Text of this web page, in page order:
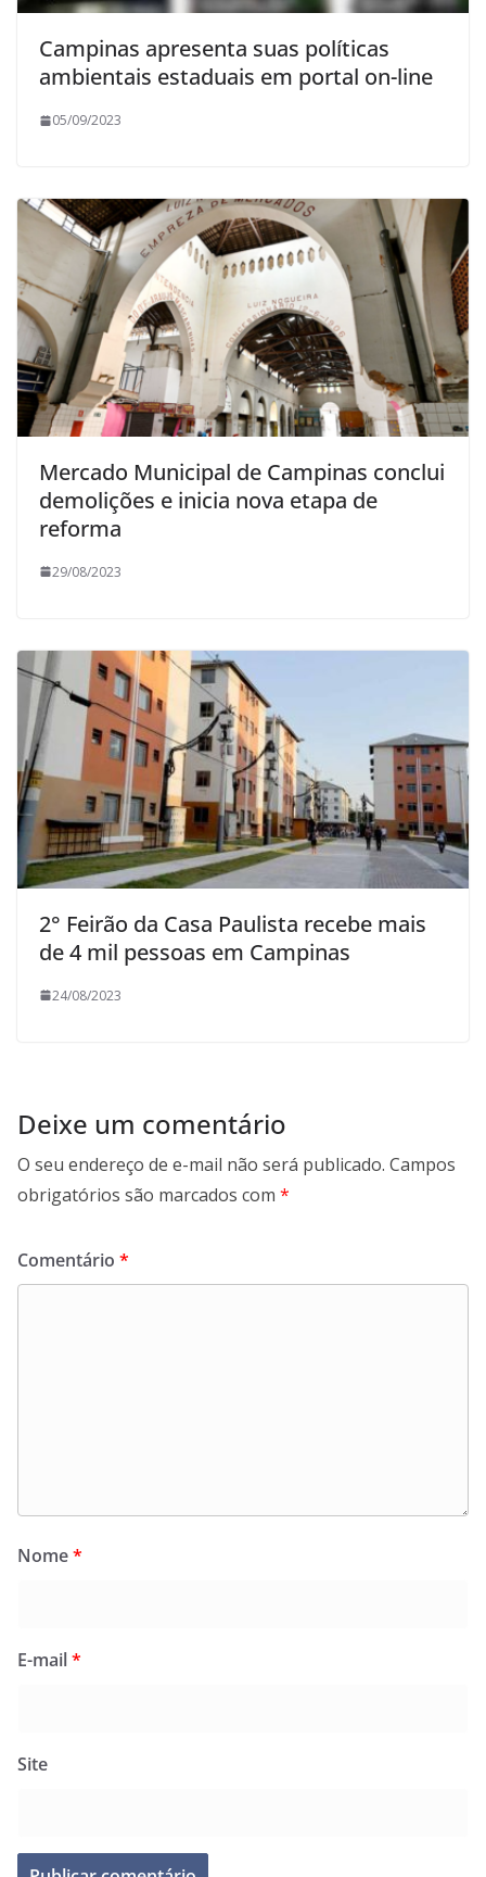
Campinas apresenta suas políticas
ambientais estaduais em portal on-line
05/09/2023
Mercado Municipal de Campinas conclui
demolições e inicia nova etapa de
reforma
29/08/2023
2° Feirão da Casa Paulista recebe mais
de 4 mil pessoas em Campinas
24/08/2023
Deixe um comentário
O seu endereço de e-mail não será publicado. Campos
obrigatórios são marcados com *
Comentário *
Nome*
E-mail*
Site